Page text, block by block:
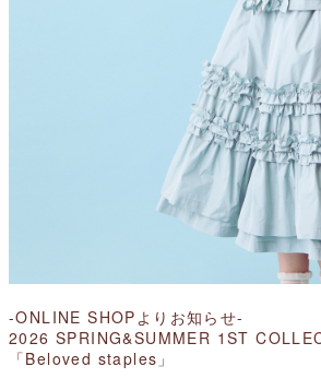
-ONLINE SHOPよりお知らせ-
2026 SPRING&SUMMER 1ST
「Beloved staples」